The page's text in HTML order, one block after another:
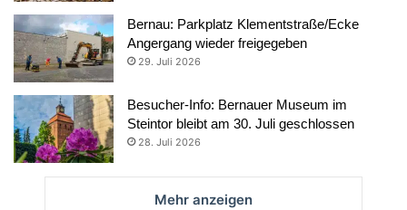
Bernau: Parkplatz Klementstraße/Ecke
Angergang wieder freigegeben
29. Juli 2026
Besucher-Info: Bernauer Museum im
Steintor bleibt am 30. Juli geschlossen
28. Juli 2026
Mehr anzeigen